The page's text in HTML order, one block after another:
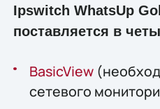
Ipswitch WhatsUp
поставляется в
BasicView
сетевого